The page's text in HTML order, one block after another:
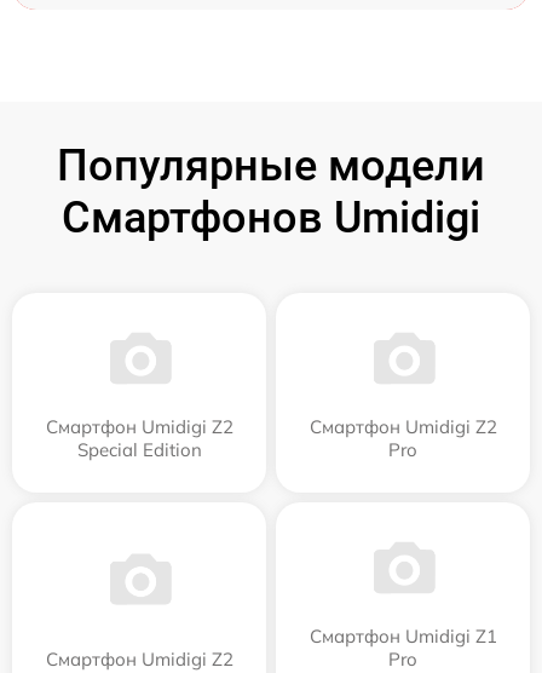
Популярные модели
Смартфонов Umidigi
Смартфон Umidigi Z2
Special Edition
Смартфон Umidigi Z2
Pro
Смартфон Umidigi Z2
Смартфон Umidigi Z1
Pro